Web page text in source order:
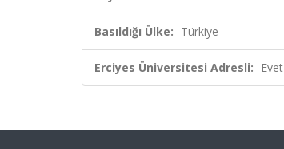
Basıldığı Ülke: Türkiye
Erciyes Üniversitesi Adresli: Evet